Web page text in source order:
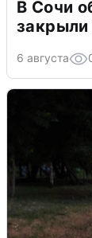
В Сочи
6 августа